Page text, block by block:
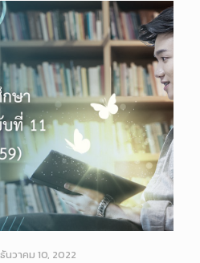
ธันวาคม 10, 2022